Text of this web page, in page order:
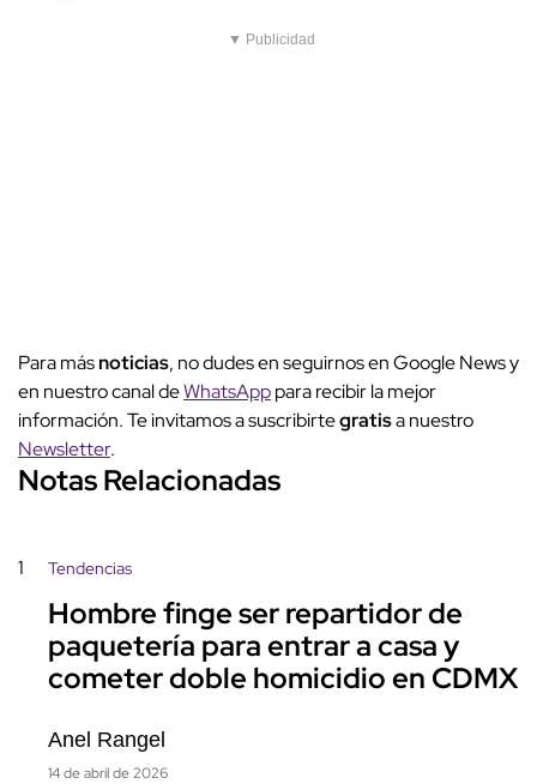
▼ Publicidad
Para másnoticias, no dudes en seguirnos en Google News y
en nuestro canal deWhatsApppara recibir la mejor
información. Te invitamos a suscribirtegratisa nuestro
Newsletter.
Notas Relacionadas
1 Tendencias
Hombre finge ser repartidor de
paquetería para entrar a casa y
cometer doble homicidio en CDMX
Anel Rangel
14 de abril de 2026